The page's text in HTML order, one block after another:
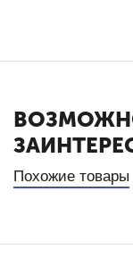
Похожие товары